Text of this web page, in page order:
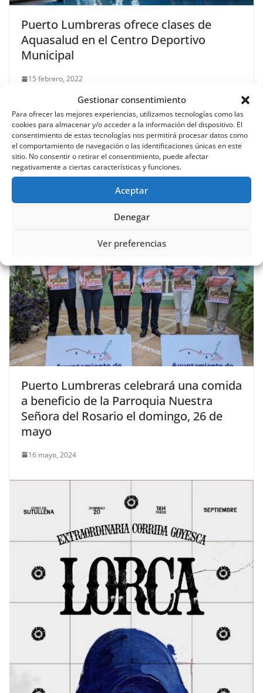
Gestionar consentimiento
Para ofrecer las mejores experiencias, utilizamos tecnologías como las
cookies para almacenar y/o acceder a la información del dispositivo. El
consentimiento de estas tecnologías nos permitirá procesar datos como
el comportamiento de navegación o las identificaciones únicas en este
sitio. No consentir o retirar el consentimiento, puede afectar
negativamente a ciertas características y funciones.
Aceptar
Denegar
Ver preferencias
Puerto Lumbreras ofrece clases de
Aquasalud en el Centro Deportivo
Municipal
15 febrero, 2022
La Banda Titular del Patronato Musical
Aguileño nos deleita con su ritmo en
honor a Santa Cecilia
Puerto Lumbreras celebrará una comida
a beneficio de la Parroquia Nuestra
Señora del Rosario el domingo, 26 de
mayo
16 mayo, 2024